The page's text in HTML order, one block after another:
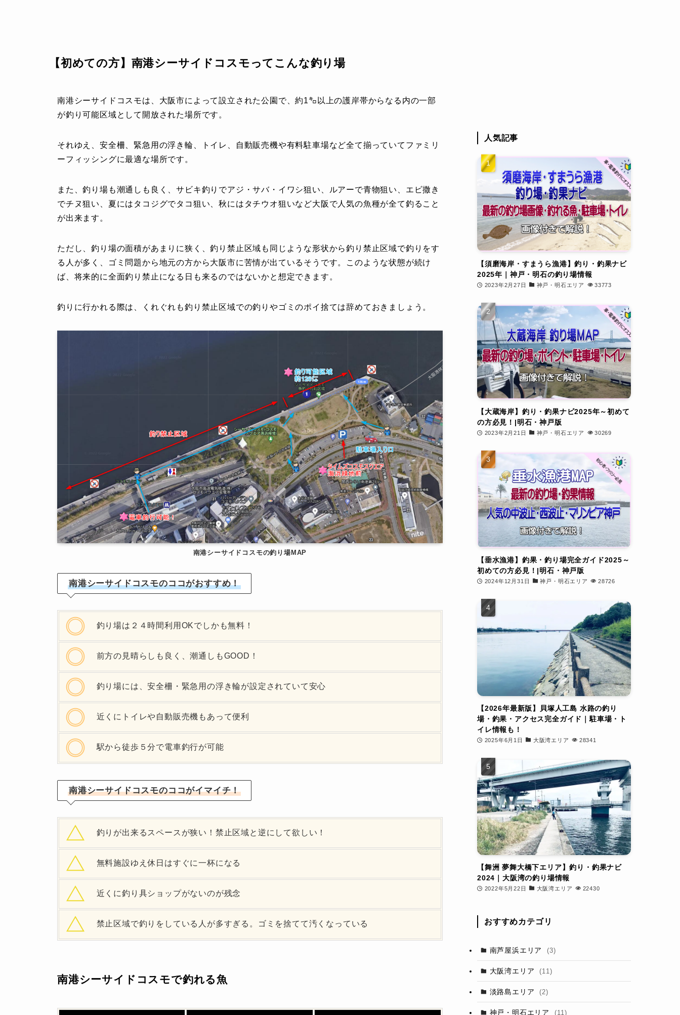
【初めての方】南港シーサイドコスモってこんな釣り場
南港シーサイドコスモは、大阪市によって設立された公園で、約1㌔以上の護岸帯からなる内の一部
が釣り可能区域として開放された場所です。
それゆえ、安全柵、緊急用の浮き輪、トイレ、自動販売機や有料駐車場など全て揃っていてファミリ
ーフィッシングに最適な場所です。
また、釣り場も潮通しも良く、サビキ釣りでアジ・サバ・イワシ狙い、ルアーで青物狙い、エビ撒き
でチヌ狙い、夏にはタコジグでタコ狙い、秋にはタチウオ狙いなど大阪で人気の魚種が全て釣ること
が出来ます。
ただし、釣り場の面積があまりに狭く、釣り禁止区域も同じような形状から釣り禁止区域で釣りをす
る人が多く、ゴミ問題から地元の方から大阪市に苦情が出ているそうです。このような状態が続け
ば、将来的に全面釣り禁止になる日も来るのではないかと想定できます。
釣りに行かれる際は、くれぐれも釣り禁止区域での釣りやゴミのポイ捨ては辞めておきましょう。
南港シーサイドコスモの釣り場MAP
南港シーサイドコスモのココがおすすめ！
釣り場は２４時間利用OKでしかも無料！
前方の見晴らしも良く、潮通しもGOOD！
釣り場には、安全柵・緊急用の浮き輪が設定されていて安心
近くにトイレや自動販売機もあって便利
駅から徒歩５分で電車釣行が可能
南港シーサイドコスモのココがイマイチ！
釣りが出来るスペースが狭い！禁止区域と逆にして欲しい！
無料施設ゆえ休日はすぐに一杯になる
近くに釣り具ショップがないのが残念
禁止区域で釣りをしている人が多すぎる。ゴミを捨てて汚くなっている
南港シーサイドコスモで釣れる魚
人気記事
【須磨海岸・すまうら漁港】釣り・釣果ナビ
2025年｜神戸・明石の釣り場情報
2023年2月27日 神戸・明石エリア 33773
【大蔵海岸】釣り・釣果ナビ2025年～初めて
の方必見！|明石・神戸版
2023年2月21日 神戸・明石エリア 30269
【垂水漁港】釣果・釣り場完全ガイド2025～
初めての方必見！|明石・神戸版
2024年12月31日 神戸・明石エリア 28726
【2026年最新版】貝塚人工島 水路の釣り
場・釣果・アクセス完全ガイド｜駐車場・ト
イレ情報も！
2025年6月1日 大阪湾エリア 28341
【舞洲 夢舞大橋下エリア】釣り・釣果ナビ
2024｜大阪湾の釣り場情報
2022年5月22日 大阪湾エリア 22430
おすすめカテゴリ
南芦屋浜エリア (3)
大阪湾エリア (11)
淡路島エリア (2)
神戸・明石エリア (11)